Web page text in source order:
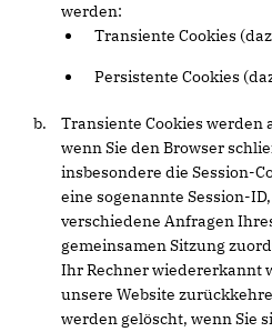
werden:
Transiente Cookies
Persistente Cookies
Transiente Cookies werden
wenn Sie den Browser
insbesondere die Session-
eine sogenannte Session-
verschiedene Anfragen
gemeinsamen Sitzung
Ihr Rechner wiedererkannt
unsere Website
werden gelöscht, wenn Sie